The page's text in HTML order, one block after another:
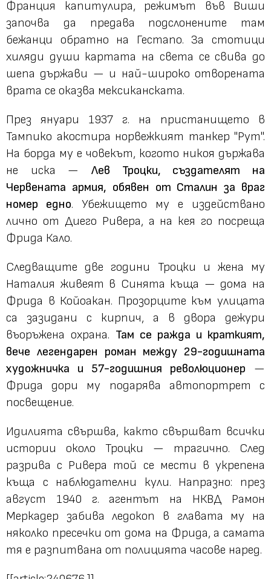
Франция капитулира, режимът във Виши
започва да предава подслонените там
бежанци обратно на Гестапо. За стотици
хиляди души картата на света се свива до
шепа държави — и най-широко отворената
врата се оказва мексиканската.
През януари 1937 г. на пристанището в
Тампико акостира норвежкият танкер "Рут".
На борда му е човекът, когото никоя държава
не иска — Лев Троцки, създателят на
Червената армия, обявен от Сталин за враг
номер едно. Убежището му е издействано
лично от Диего Ривера, а на кея го посреща
Фрида Кало.
Следващите две години Троцки и жена му
Наталия живеят в Синята къща — дома на
Фрида в Койоакан. Прозорците към улицата
са зазидани с кирпич, а в двора дежури
въоръжена охрана. Там се ражда и краткият,
вече легендарен роман между 29-годишната
художничка и 57-годишния революционер —
Фрида дори му подарява автопортрет с
посвещение.
Идилията свършва, както свършват всички
истории около Троцки — трагично. След
разрива с Ривера той се мести в укрепена
къща с наблюдателни кули. Напразно: през
август 1940 г. агентът на НКВД Рамон
Меркадер забива ледокоп в главата му на
няколко пресечки от дома на Фрида, а самата
тя е разпитвана от полицията часове наред.